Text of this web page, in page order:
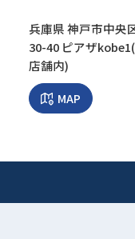
兵庫県 神戸市中央
30-40 ピアザ
店舗内)
MAP